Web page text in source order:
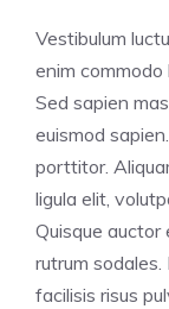
Vestibulum
enim
Sed sapien
euismod
porttitor.
ligula elit,
Quisque auctor
rutrum
facilisis risus